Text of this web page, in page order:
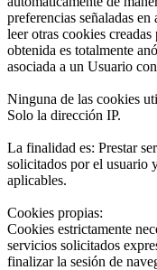
preferencias señaladas
leer otras cookies
obtenida es totalmente
asociada a un Usuario
Ninguna de las cookies
Solo la dirección IP.
La finalidad es: Prestar
solicitados por el usuario
aplicables.
Cookies propias:
Cookies estrictamente
servicios solicitados
finalizar la sesión de